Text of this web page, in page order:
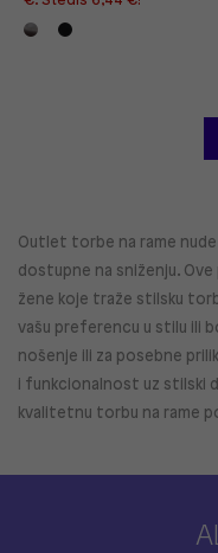
Outlet torbe na rame
dostupne na sniženju.
žene koje traže stilsku
vašu preferencu u stilu ili
nošenje ili za posebne
i funkcionalnost uz stilski
kvalitetnu torbu na rame